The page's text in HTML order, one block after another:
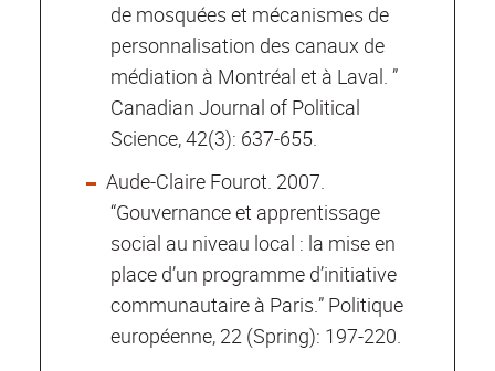
de mosquées et mécanismes de
personnalisation des canaux de
médiation à Montréal et à Laval. ”
Canadian Journal of Political
Science, 42(3): 637-655.
Aude-Claire Fourot. 2007.
“Gouvernance et apprentissage
social au niveau local : la mise en
place d’un programme d’initiative
communautaire à Paris.” Politique
européenne, 22 (Spring): 197-220.